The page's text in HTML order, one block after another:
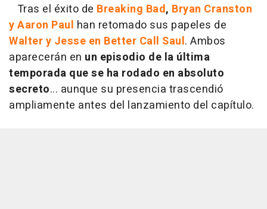
Tras el éxito de Breaking Bad, Bryan Cranston
y Aaron Paul han retomado sus papeles de
Walter y Jesse en Better Call Saul. Ambos
aparecerán en un episodio de la última
temporada que se ha rodado en absoluto
secreto... aunque su presencia trascendió
ampliamente antes del lanzamiento del capítulo.